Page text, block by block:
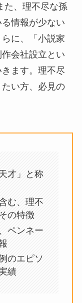
た、理不尽な孫
情報が少ない
に、「小説家
会社設立とい
ます。理不尽
い方、必見の
才」と称
む、理不
の特徴
ペンネー
のエピソ
績